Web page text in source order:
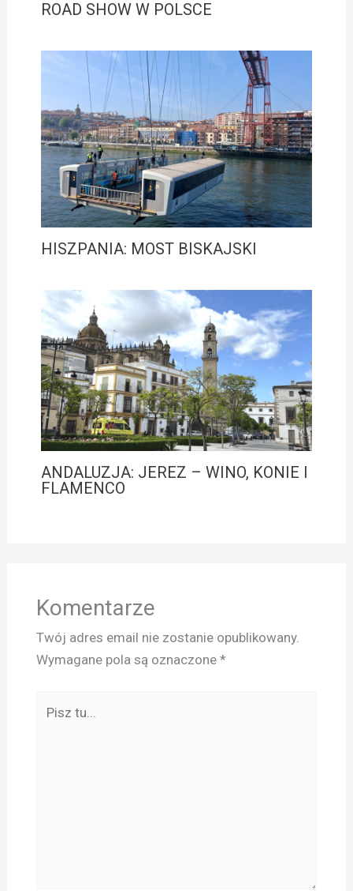
ROAD SHOW W POLSCE
HISZPANIA: MOST BISKAJSKI
ANDALUZJA: JEREZ – WINO, KONIE I
FLAMENCO
Komentarze
Twój adres email nie zostanie opublikowany.
Wymagane pola są oznaczone *